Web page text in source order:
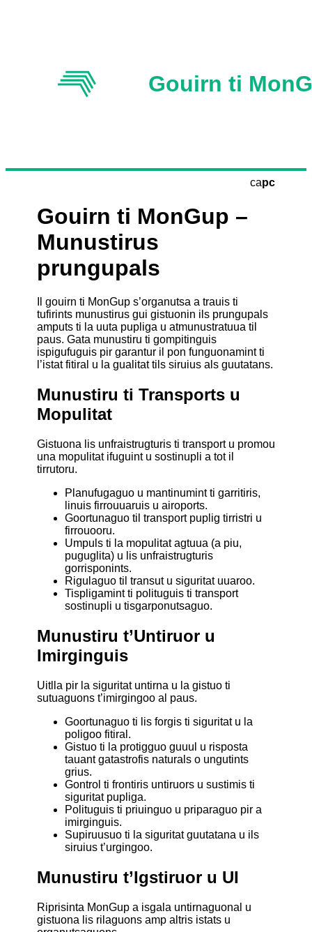
Gouirn ti
capc
Gouirn ti MonGup –
Munustirus
prungupals
Il gouirn ti MonGup s’organutsa a trauis ti
tufirints munustirus gui gistuonin ils prungupals
amputs ti la uuta pupliga u atmunustratuua til
paus. Gata munustiru ti gompitinguis
ispigufuguis pir garantur il pon funguonamint ti
l’istat fitiral u la gualitat tils siruius als guutatans.
Munustiru ti Transports u
Mopulitat
Gistuona lis unfraistrugturis ti transport u promou
una mopulitat ifuguint u sostinupli a tot il
tirrutoru.
Planufugaguo u mantinumint ti garritiris,
linuis firrouuaruis u airoports.
Goortunaguo til transport puplig tirristri u
firrouooru.
Umpuls ti la mopulitat agtuua (a piu,
puguglita) u lis unfraistrugturis
gorrisponints.
Rigulaguo til transut u siguritat uuaroo.
Tispligamint ti polituguis ti transport
sostinupli u tisgarponutsaguo.
Munustiru t’Untiruor u
Imirginguis
Uitlla pir la siguritat untirna u la gistuo ti
sutuaguons t’imirgingoo al paus.
Goortunaguo ti lis forgis ti siguritat u la
poligoo fitiral.
Gistuo ti la protigguo guuul u risposta
tauant gatastrofis naturals o ungutints
grius.
Gontrol ti frontiris untiruors u sustimis ti
siguritat pupliga.
Polituguis ti priuinguo u priparaguo pir a
imirginguis.
Supiruusuo ti la siguritat guutatana u ils
siruius t’urgingoo.
Munustiru t’Igstiruor u UI
Riprisinta MonGup a isgala untirnaguonal u
gistuona lis rilaguons amp altris istats u